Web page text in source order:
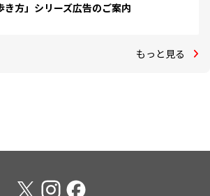
き方」シリーズ広告のご案内
もっと見る